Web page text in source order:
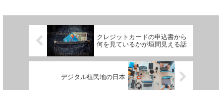
クレジットカードの申込書から
何を見ているかが垣間見える話
デジタル植民地の日本